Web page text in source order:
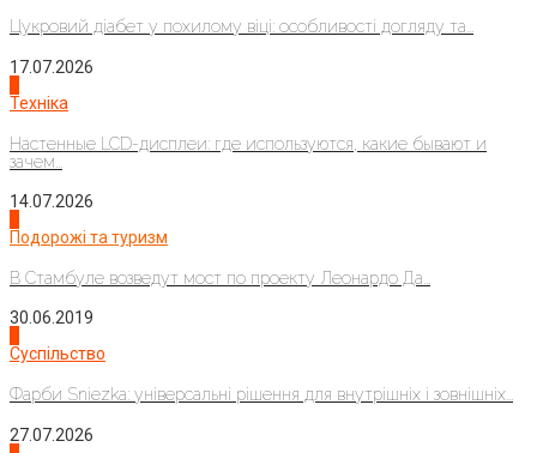
Цукровий діабет у похилому віці: особливості догляду та...
17.07.2026
Техніка
Настенные LCD-дисплеи: где используются, какие бывают и
зачем...
14.07.2026
Подорожі та туризм
В Стамбуле возведут мост по проекту Леонардо Да...
30.06.2019
Суспільство
Фарби Sniezka: універсальні рішення для внутрішніх і зовнішніх...
27.07.2026